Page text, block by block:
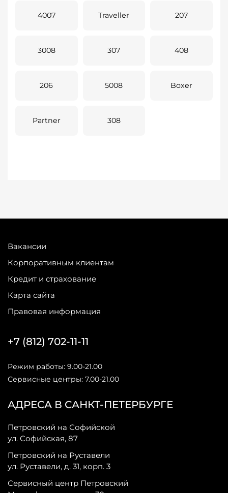
4007 Traveller 207
3008 307 408
206 5008 Boxer
Partner 308
Вакансии
Корпоративным клиентам
Кредит и страхование
Карта сайта
Правовая информация
АДРЕСА В САНКТ-ПЕТЕРБУРГЕ
Петровский на Софийской
ул. Софийская, 87
Петровский на Руставели
ул. Руставели, д. 31, корп. 3
Сервисный центр Петровский
+7 (812) 702-11-11
Режим работы: 9.00-21.00
Сервисные центры: 7.00-21.00